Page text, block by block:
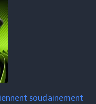
soudainement